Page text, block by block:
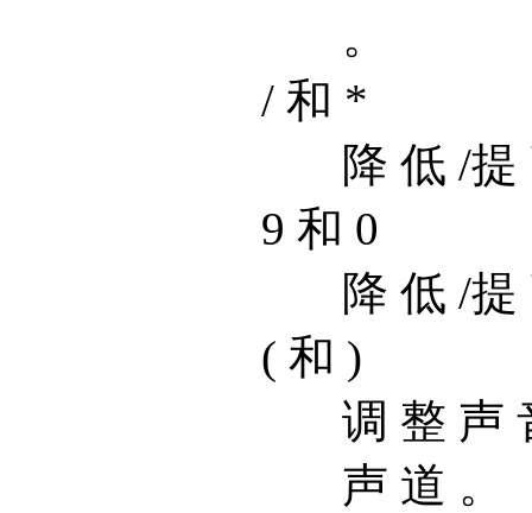
。
/ 和 *
降 低 /
9 和 0
降 低 /
( 和 )
调 整 声
声 道 。